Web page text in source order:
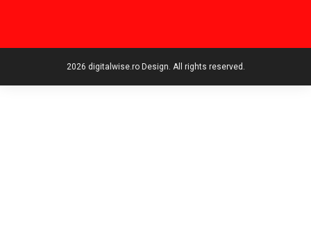
2026 digitalwise.ro Design. All rights reserved.